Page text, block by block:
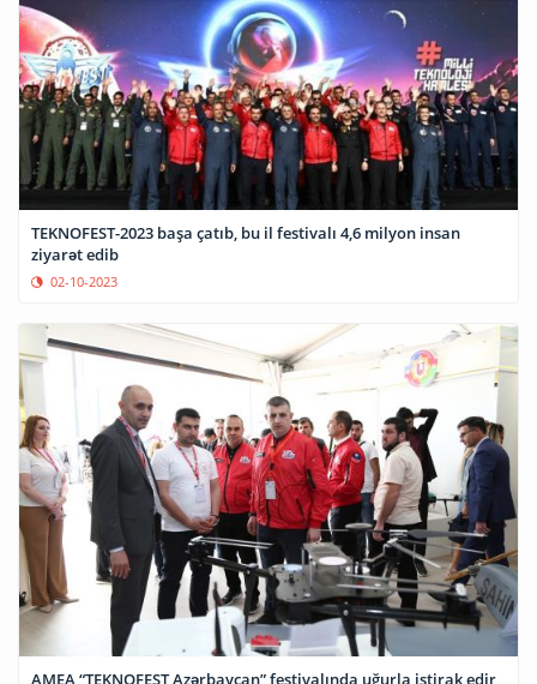
TEKNOFEST-2023 başa çatıb, bu il festivalı 4,6 milyon insan
ziyarət edib
02-10-2023
AMEA “TEKNOFEST Azərbaycan” festivalında uğurla iştirak edir